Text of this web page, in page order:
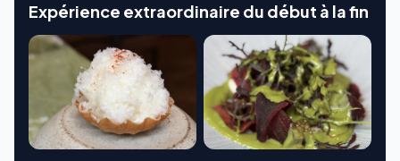
Expérience extraordinaire du début à la fin